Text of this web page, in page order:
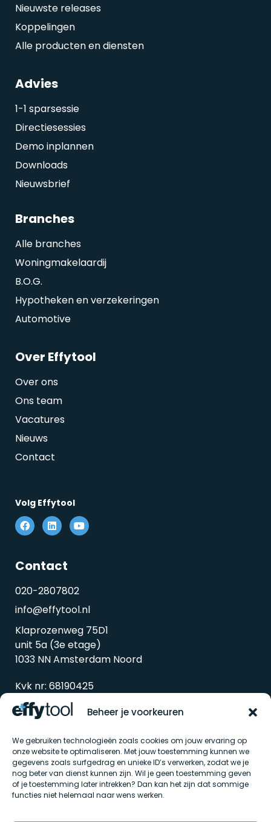
Beheer je voorkeuren
We gebruiken technologieën zoals cookies om jouw ervaring op
onze website te optimaliseren. Met jouw toestemming kunnen we
gegevens zoals surfgedrag en unieke ID’s verwerken, zodat we je
nog beter van dienst kunnen zijn. Wil je geen toestemming geven
of je toestemming later intrekken? Dan kan het zijn dat sommige
functies niet helemaal naar wens werken.
Nieuwste releases
Koppelingen
Alle producten en diensten
Advies
1-1 sparsessie
Directiesessies
Demo inplannen
Downloads
Nieuwsbrief
Branches
Alle branches
Woningmakelaardij
B.O.G.
Hypotheken en verzekeringen
Automotive
Over Effytool
Over ons
Ons team
Vacatures
Nieuws
Contact
Volg Effytool
Contact
020-2807802
info@effytool.nl
Klaprozenweg 75D1
unit 5a (3e etage)
1033 NN Amsterdam Noord
Kvk nr: 68190425
Btw nr: 857338298B01